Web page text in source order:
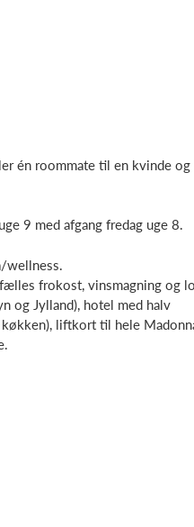
én roommate til en kvinde og
9 med afgang fredag uge 8.
wellness.
frokost, vinsmagning og
og Jylland), hotel med halv
liftkort til hele